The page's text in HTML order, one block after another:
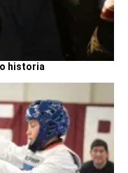
historia